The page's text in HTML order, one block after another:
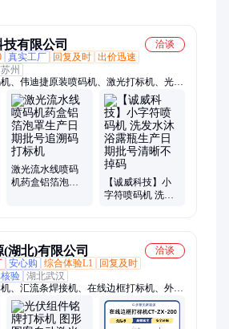
有限公司
洽谈
真实工厂 回复及时 出价迅速
州
、伟迪捷原装喷码机、激光打标机、光纤
打标机、水线激光打标机、ebs大字符手
机、手持喷码机、迷你喷码机、依玛士喷
机、墨盒
激光流水线喷码
机药盒铝箔泡罩
【诚威科技】小
字符喷码机 洗发
湖北)有限公司
洽谈
安心购 综合体验L1
回复及时
验 湖北武汉
、汇流条焊接机、在线边框打标机、外挂
能IV测试仪